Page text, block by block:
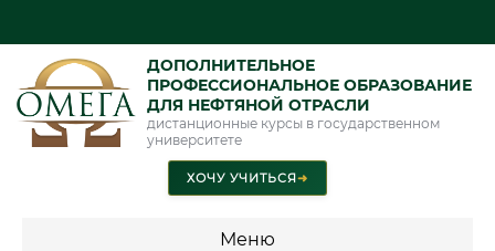
ДОПОЛНИТЕЛЬНОЕ
ПРОФЕССИОНАЛЬНОЕ ОБРАЗОВАНИЕ
ДЛЯ НЕФТЯНОЙ ОТРАСЛИ
дистанционные курсы в государственном
университете
ХОЧУ УЧИТЬСЯ➜
Меню